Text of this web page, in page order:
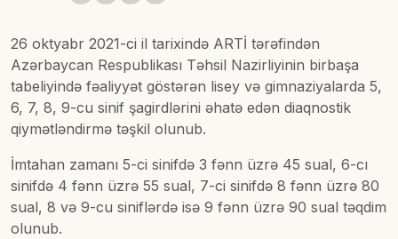
26 oktyabr 2021-ci il tarixində ARTİ tərəfindən
Azərbaycan Respublikası Təhsil Nazirliyinin birbaşa
tabeliyində fəaliyyət göstərən lisey və gimnaziyalarda 5,
6, 7, 8, 9-cu sinif şagirdlərini əhatə edən diaqnostik
qiymətləndirmə təşkil olunub.
İmtahan zamanı 5-ci sinifdə 3 fənn üzrə 45 sual, 6-cı
sinifdə 4 fənn üzrə 55 sual, 7-ci sinifdə 8 fənn üzrə 80
sual, 8 və 9-cu siniflərdə isə 9 fənn üzrə 90 sual təqdim
olunub.